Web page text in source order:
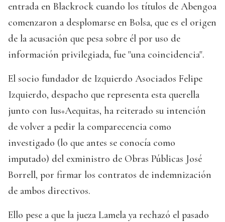
entrada en Blackrock cuando los títulos de Abengoa
comenzaron a desplomarse en Bolsa, que es el origen
de la acusación que pesa sobre él por uso de
información privilegiada, fue "una coincidencia".
El socio fundador de Izquierdo Asociados Felipe
Izquierdo, despacho que representa esta querella
junto con Ius+Aequitas, ha reiterado su intención
de volver a pedir la comparecencia como
investigado (lo que antes se conocía como
imputado) del exministro de Obras Públicas José
Borrell, por firmar los contratos de indemnización
de ambos directivos.
Ello pese a que la jueza Lamela ya rechazó el pasado